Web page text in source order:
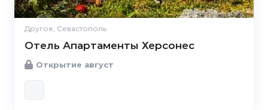
Другое, Севастополь
Отель Апартаменты Херсонес
Открытие август